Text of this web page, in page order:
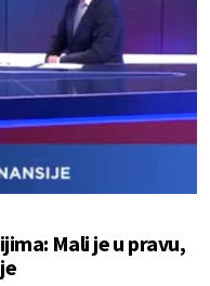
Mali je u pravu,